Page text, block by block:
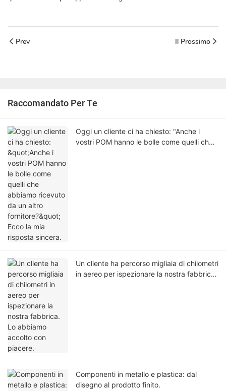
Prev Il Prossimo
Raccomandato Per Te
Oggi un cliente ci ha chiesto: "Anche i
vostri POM hanno le bolle come quelli che
Un cliente ha percorso migliaia di chilometri
in aereo per ispezionare la nostra fabbrica.
Componenti in metallo e plastica: dal
disegno al prodotto finito.